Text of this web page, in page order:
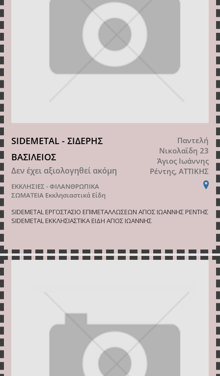
SIDEMETAL - ΣΙΔΕΡΗΣ
ΒΑΣΙΛΕΙΟΣ
Δεν έχει αξιολογηθεί ακόμη
ΕΚΚΛΗΣΙΕΣ - ΦΙΛΑΝΘΡΩΠΙΚΑ
ΣΩΜΑΤΕΙΑ Εκκλησιαστικά Είδη
Παντελή
Νικολαΐδη 23
Άγιος Ιωάννης
Ρέντης, ΑΤΤΙΚΗΣ
SIDEMETAL ΕΡΓΟΣΤΑΣΙΟ ΕΠΙΜΕΤΑΛΛΩΣΕΩΝ ΑΓΙΟΣ ΙΩΑΝΝΗΣ ΡΕΝΤΗΣ
SIDEMETAL ΕΚΚΛΗΣΙΑΣΤΙΚΑ ΕΙΔΗ ΑΓΙΟΣ ΙΩΑΝΝΗΣ